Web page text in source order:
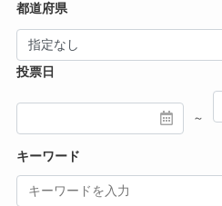
都道府県
投票日
～
キーワード